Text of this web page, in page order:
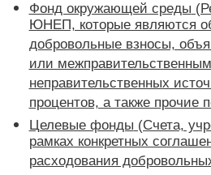
Фонд окружающей среды
ЮНЕП, которые являются
добровольные взносы,
или
неправительственных
процентов, а также прочие
Целевые фонды (Счета,
рамках конкретных
расходования